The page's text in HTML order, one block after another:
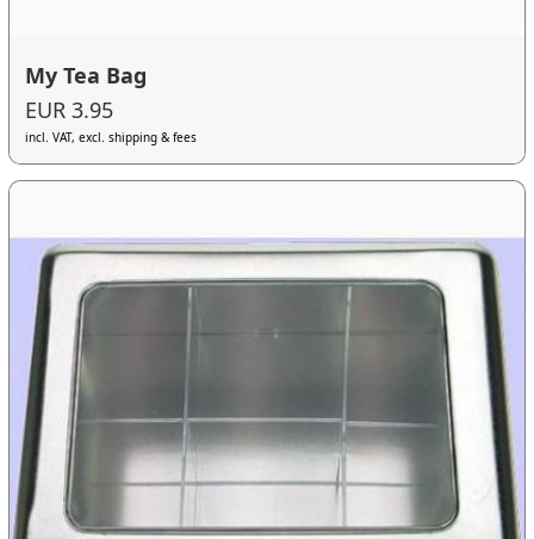
My Tea Bag
EUR 3.95
incl. VAT, excl. shipping & fees